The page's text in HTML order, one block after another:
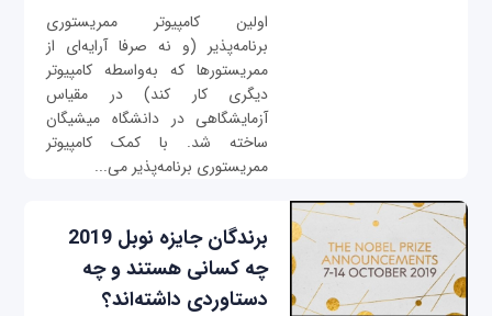
اولین کامپیوتر ممریستوری
برنامه‌پذیر (و نه صرفا آرایه‌ای از
ممریستورها که به‌واسطه کامپیوتر
دیگری کار کند) در مقیاس
آزمایشگاهی در دانشگاه میشیگان
ساخته شد. با کمک کامپیوتر
ممریستوری برنامه‌پذیر می‌...
برندگان جایزه نوبل 2019
چه کسانی هستند و چه
دستاوردی داشته‌اند؟